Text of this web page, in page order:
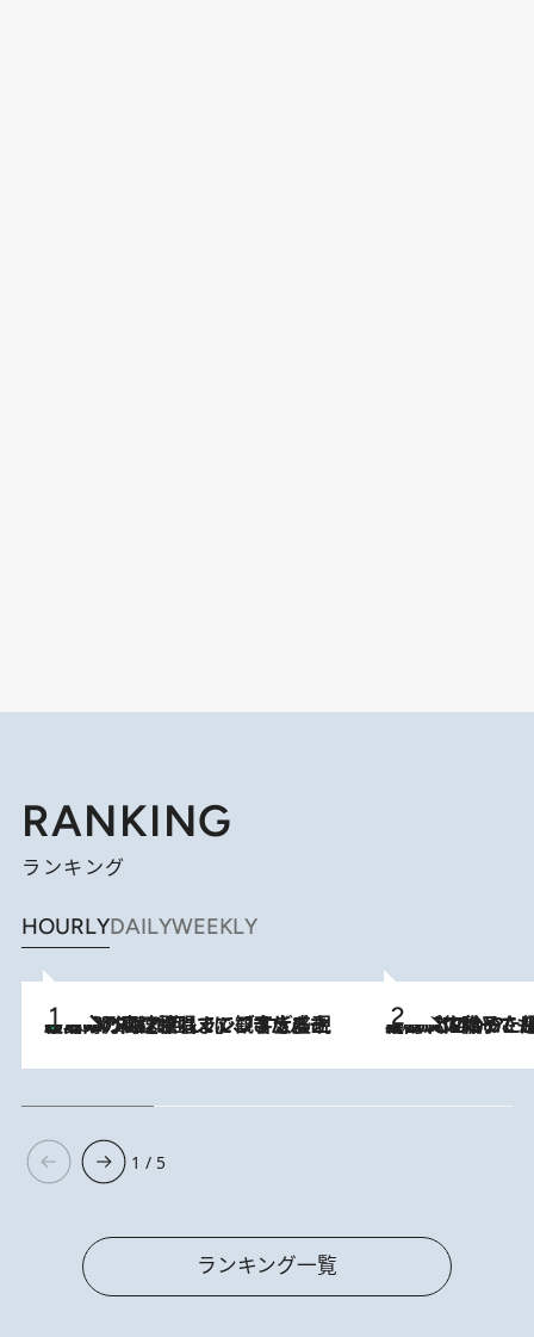
RANKING
ランキング
HOURLYDAILYWEEKLY
2026.8.7
「湘南乃風に憧れて」観客大盛上がりの“タオル回し”に、ラッパー顔負けの高速歌唱まで…さだまさし（74）のアグレッシブすぎる現在地 2026.8.5
【阿川佐和子さんの年とる力】なぜ70代で始めた趣味は“こんなに楽しい”のか？ ピアノ、俳句…スランプに陥っても続けられる“ある秘訣”とは
1 / 5
ランキング一覧